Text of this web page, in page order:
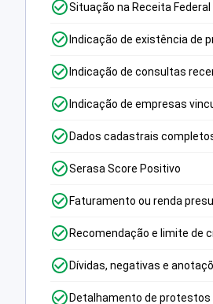
Situação na Receita Federal
Indicação de existência de
Indicação de consultas
Indicação de empresas
Dados cadastrais
Serasa Score Positivo
Faturamento ou renda
Recomendação e limite de
Dívidas, negativas e
Detalhamento de protestos